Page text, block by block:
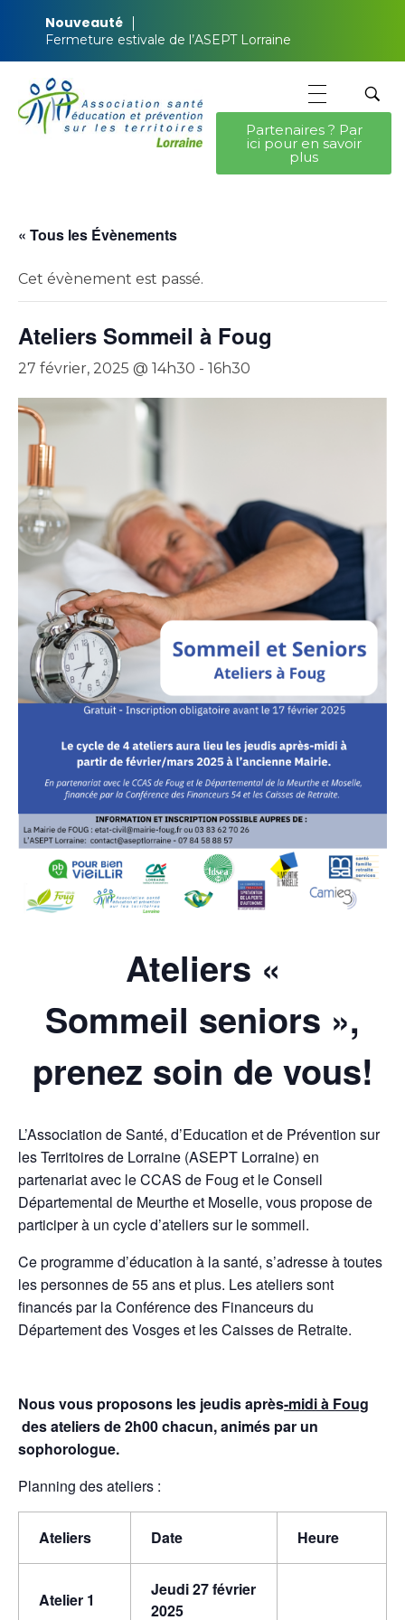
Nouveauté
Fermeture estivale de l’ASEPT Lorraine
Partenaires ? Par
ici pour en savoir
plus
« Tous les Évènements
Cet évènement est passé.
Ateliers Sommeil à Foug
27 février, 2025 @ 14h30 - 16h30
Ateliers «
Sommeil seniors »,
prenez soin de vous!
L’Association de Santé, d’Education et de Prévention sur
les Territoires de Lorraine (ASEPT Lorraine) en
partenariat avec le CCAS de Foug et le Conseil
Départemental de Meurthe et Moselle, vous propose de
participer à un cycle d’ateliers sur le sommeil.
Ce programme d’éducation à la santé, s’adresse à toutes
les personnes de 55 ans et plus. Les ateliers sont
financés par la Conférence des Financeurs du
Département des Vosges et les Caisses de Retraite.
Nous vous proposons les jeudis après-midi à Foug
des ateliers de 2h00 chacun, animés par un
sophorologue.
Planning des ateliers :
Ateliers Date Heure
Atelier 1
Jeudi 27 février
2025